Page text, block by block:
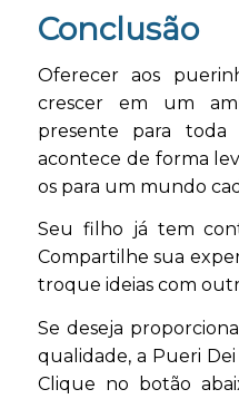
Conclusão
Oferecer aos
crescer em um
presente para toda
acontece de forma
os para um mundo
Seu filho já tem
Compartilhe sua
troque ideias com
Se deseja
qualidade, a Pueri
Clique no botão